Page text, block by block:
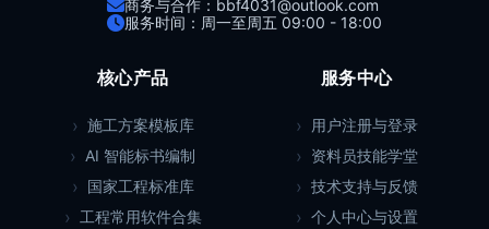
商务与合作：bbf4031@outlook.com
服务时间：周一至周五 09:00 - 18:00
核心产品
施工方案模板库
AI 智能标书编制
国家工程标准库
工程常用软件合集
服务中心
用户注册与登录
资料员技能学堂
技术支持与反馈
个人中心与设置